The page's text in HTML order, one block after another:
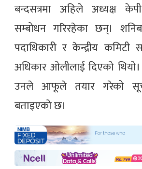
बन्दसत्रमा अहिले अध्यक्ष
सम्बोधन गरिरहेका छन्।
पदाधिकारी र केन्द्रीय
अधिकार ओलीलाई दिएको थियो।
उनले आफूले तयार गरेको सूची
बताइएको छ।